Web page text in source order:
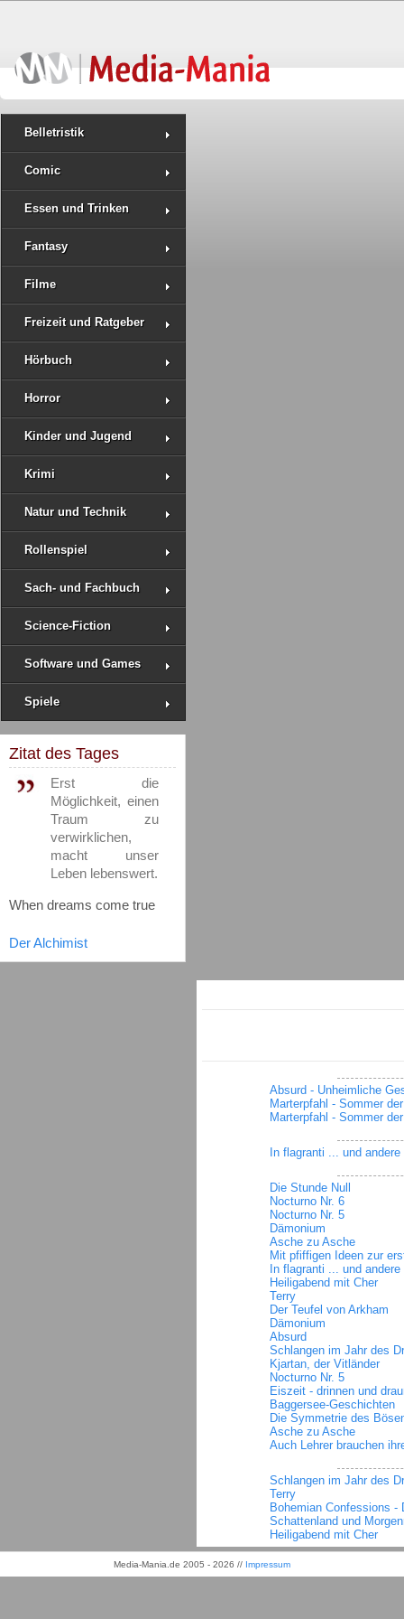
Belletristik
Comic
Essen und Trinken
Fantasy
Filme
Freizeit und Ratgeber
Hörbuch
Horror
Kinder und Jugend
Krimi
Natur und Technik
Rollenspiel
Sach- und Fachbuch
Science-Fiction
Software und Games
Spiele
Zitat des Tages
Erst die
Möglichkeit, einen
Traum zu
verwirklichen,
macht unser
Leben lebenswert.
When dreams come true
Der Alchimist
Absurd - Unheimliche
Marterpfahl - Sommer
Marterpfahl - Sommer
In flagranti ... und
Die Stunde Null
Nocturno Nr. 6
Nocturno Nr. 5
Dämonium
Asche zu Asche
Mit pfiffigen Ideen zur
In flagranti ... und
Heiligabend mit Cher
Terry
Der Teufel von Arkham
Dämonium
Absurd
Schlangen im Jahr des
Kjartan, der Vitländer
Nocturno Nr. 5
Eiszeit - drinnen und
Baggersee-Geschichten
Die Symmetrie des
Asche zu Asche
Auch Lehrer brauchen
Schlangen im Jahr des
Terry
Bohemian Confessions -
Schattenland und
Heiligabend mit Cher
Media-Mania.de 2005 - 2026 // Impressum